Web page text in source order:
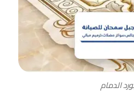
الدمام